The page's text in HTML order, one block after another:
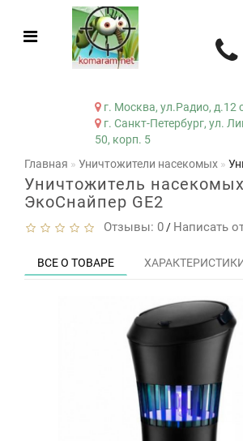
г. Москва, ул.Радио, д.12
г. Санкт-Петербург, ул.
50, корп. 5
Главная
Уничтожители насекомых
Уничтожитель насекомых
ЭкоСнайпер GE2
Отзывы: 0 / Написать
ВСЕ О ТОВАРЕ